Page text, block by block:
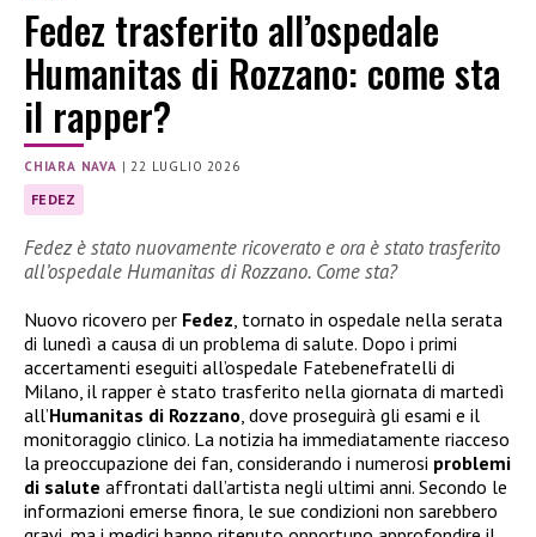
Fedez trasferito all’ospedale
Humanitas di Rozzano: come sta
il rapper?
CHIARA NAVA |22 LUGLIO 2026
FEDEZ
Fedez è stato nuovamente ricoverato e ora è stato trasferito
all’ospedale Humanitas di Rozzano. Come sta?
Nuovo ricovero per Fedez, tornato in ospedale nella serata
di lunedì a causa di un problema di salute. Dopo i primi
accertamenti eseguiti all’ospedale Fatebenefratelli di
Milano, il rapper è stato trasferito nella giornata di martedì
all’Humanitas di Rozzano, dove proseguirà gli esami e il
monitoraggio clinico. La notizia ha immediatamente riacceso
la preoccupazione dei fan, considerando i numerosi problemi
di salute affrontati dall’artista negli ultimi anni. Secondo le
informazioni emerse finora, le sue condizioni non sarebbero